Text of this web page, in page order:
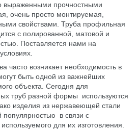
выраженными прочностными
очень просто монтируемая,
свойствами. Труба профильная
с полированной, матовой и
Поставляется нами на
часто возникает необходимость в
быть одной из важнейших
объекта. Сегодня для
труб разной формы используются
изделия из нержавеющей стали
популярностью в связи с
для их изготовления.